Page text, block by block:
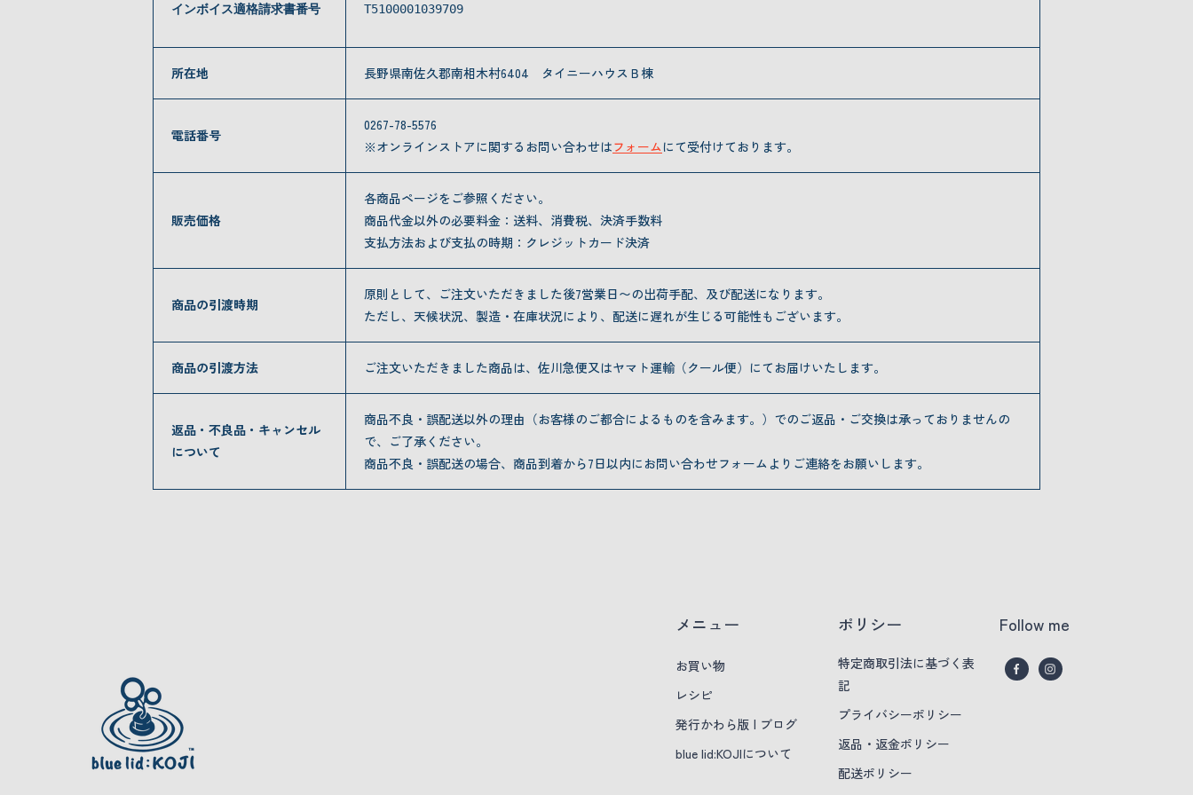
インボイス適格請求書番号 T5100001039709
所在地 長野県南佐久郡南相木村6404 タイニーハウスＢ棟
電話番号
0267-78-5576
※オンラインストアに関するお問い合わせはフォームにて受付けております。
販売価格
各商品ページをご参照ください。
商品代金以外の必要料金：送料、消費税、決済手数料
支払方法および支払の時期：クレジットカード決済
商品の引渡時期
原則として、ご注文いただきました後7営業日〜の出荷手配、及び配送になります。
ただし、天候状況、製造・在庫状況により、配送に遅れが生じる可能性もございます。
商品の引渡方法 ご注文いただきました商品は、佐川急便又はヤマト運輸（クール便）にてお届けいたします。
返品・不良品・キャンセル
について
商品不良・誤配送以外の理由（お客様のご都合によるものを含みます。）でのご返品・ご交換は承っておりませんの
で、ご了承ください。
商品不良・誤配送の場合、商品到着から7日以内にお問い合わせフォームよりご連絡をお願いします。
メニュー
お買い物
レシピ
発行かわら版 | ブログ
blue lid:KOJIについて
ポリシー
特定商取引法に基づく表
記
プライバシーポリシー
返品・返金ポリシー
配送ポリシー
Follow me